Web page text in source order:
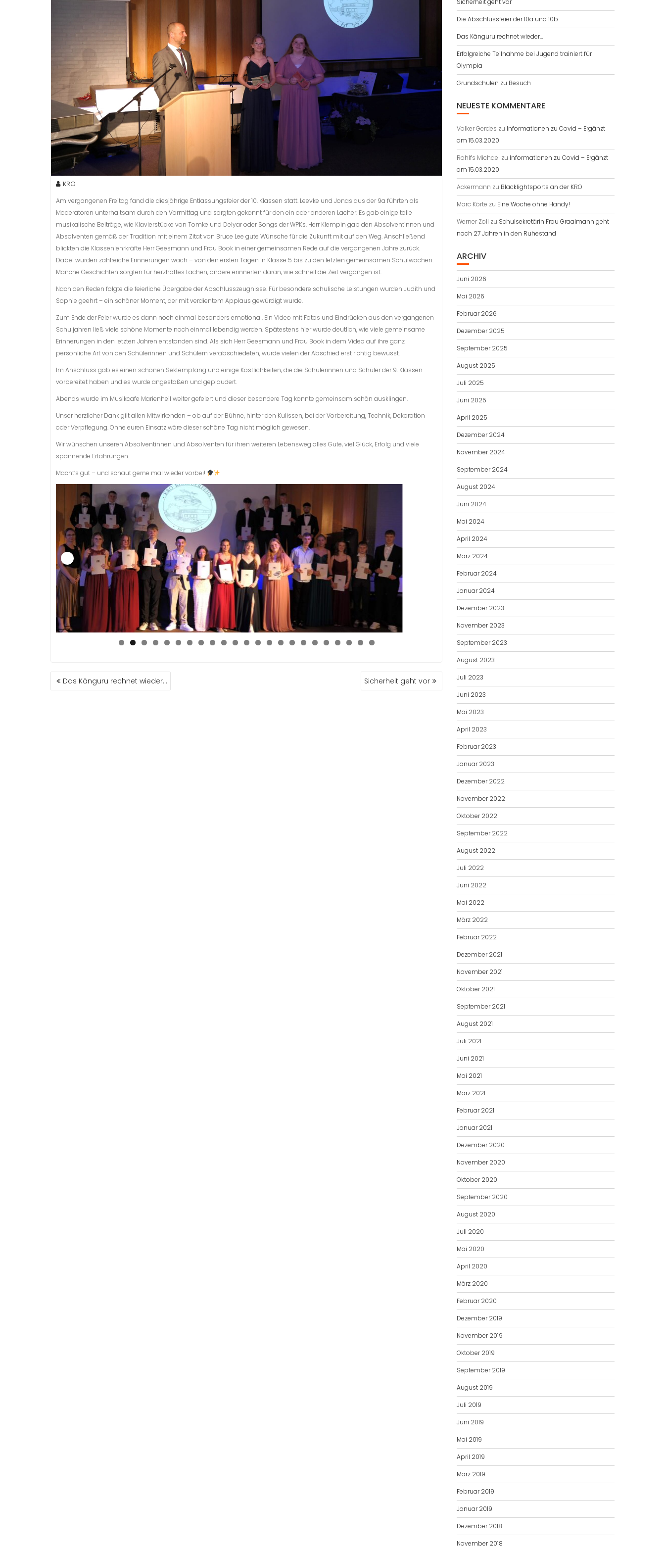
KRO
Am vergangenen Freitag fand die diesjährige Entlassungsfeier der 10. Klassen statt. Leevke und Jonas aus der 9a führten als
Moderatoren unterhaltsam durch den Vormittag und sorgten gekonnt für den ein oder anderen Lacher. Es gab einige tolle
musikalische Beiträge, wie Klavierstücke von Tomke und Delyar oder Songs der WPKs. Herr Klempin gab den Absolventinnen und
Absolventen gemäß der Tradition mit einem Zitat von Bruce Lee gute Wünsche für die Zukunft mit auf den Weg. Anschließend
blickten die Klassenlehrkräfte Herr Geesmann und Frau Book in einer gemeinsamen Rede auf die vergangenen Jahre zurück.
Dabei wurden zahlreiche Erinnerungen wach – von den ersten Tagen in Klasse 5 bis zu den letzten gemeinsamen Schulwochen.
Manche Geschichten sorgten für herzhaftes Lachen, andere erinnerten daran, wie schnell die Zeit vergangen ist.
Nach den Reden folgte die feierliche Übergabe der Abschlusszeugnisse. Für besondere schulische Leistungen wurden Judith und
Sophie geehrt – ein schöner Moment, der mit verdientem Applaus gewürdigt wurde.
Zum Ende der Feier wurde es dann noch einmal besonders emotional. Ein Video mit Fotos und Eindrücken aus den vergangenen
Schuljahren ließ viele schöne Momente noch einmal lebendig werden. Spätestens hier wurde deutlich, wie viele gemeinsame
Erinnerungen in den letzten Jahren entstanden sind. Als sich Herr Geesmann und Frau Book in dem Video auf ihre ganz
persönliche Art von den Schülerinnen und Schülern verabschiedeten, wurde vielen der Abschied erst richtig bewusst.
Im Anschluss gab es einen schönen Sektempfang und einige Köstlichkeiten, die die Schülerinnen und Schüler der 9. Klassen
vorbereitet haben und es wurde angestoßen und geplaudert.
Abends wurde im Musikcafe Marienheil weiter gefeiert und dieser besondere Tag konnte gemeinsam schön ausklingen.
Unser herzlicher Dank gilt allen Mitwirkenden – ob auf der Bühne, hinter den Kulissen, bei der Vorbereitung, Technik, Dekoration
oder Verpflegung. Ohne euren Einsatz wäre dieser schöne Tag nicht möglich gewesen.
Wir wünschen unseren Absolventinnen und Absolventen für ihren weiteren Lebensweg alles Gute, viel Glück, Erfolg und viele
spannende Erfahrungen.
Macht’s gut – und schaut gerne mal wieder vorbei!
0 1 2 3 4 5 6 7 8 9 0 1 2 3
BEITRAGSNAVIGATION
Das Känguru rechnet wieder… Sicherheit geht vor
Sicherheit geht vor
Die Abschlussfeier der 10a und 10b
Das Känguru rechnet wieder…
Erfolgreiche Teilnahme bei Jugend trainiert für
Olympia
Grundschulen zu Besuch
NEUESTE KOMMENTARE
Volker Gerdes zu Informationen zu Covid – Ergänzt
am 15.03.2020
Rohlfs Michael zu Informationen zu Covid – Ergänzt
am 15.03.2020
Ackermann zu Blacklightsports an der KRO
Marc Körte zu Eine Woche ohne Handy!
Werner Zoll zu Schulsekretärin Frau Graalmann geht
nach 27 Jahren in den Ruhestand
ARCHIV
Juni 2026
Mai 2026
Februar 2026
Dezember 2025
September 2025
August 2025
Juli 2025
Juni 2025
April 2025
Dezember 2024
November 2024
September 2024
August 2024
Juni 2024
Mai 2024
April 2024
März 2024
Februar 2024
Januar 2024
Dezember 2023
November 2023
September 2023
August 2023
Juli 2023
Juni 2023
Mai 2023
April 2023
Februar 2023
Januar 2023
Dezember 2022
November 2022
Oktober 2022
September 2022
August 2022
Juli 2022
Juni 2022
Mai 2022
März 2022
Februar 2022
Dezember 2021
November 2021
Oktober 2021
September 2021
August 2021
Juli 2021
Juni 2021
Mai 2021
März 2021
Februar 2021
Januar 2021
Dezember 2020
November 2020
Oktober 2020
September 2020
August 2020
Juli 2020
Mai 2020
April 2020
März 2020
Februar 2020
Dezember 2019
November 2019
Oktober 2019
September 2019
August 2019
Juli 2019
Juni 2019
Mai 2019
April 2019
März 2019
Februar 2019
Januar 2019
Dezember 2018
November 2018